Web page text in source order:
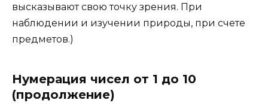
высказывают свою точку зрения. При
наблюдении и изучении природы, при счете
предметов.)
Нумерация чисел от 1 до 10
(продолжение)